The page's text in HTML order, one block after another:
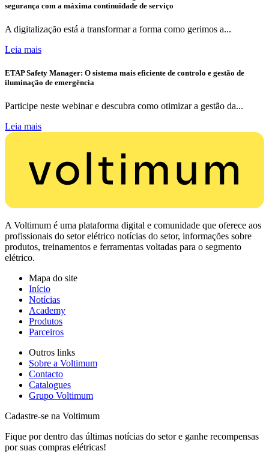
segurança com a máxima continuidade de serviço
A digitalização está a transformar a forma como gerimos a...
Leia mais
ETAP Safety Manager: O sistema mais eficiente de controlo e gestão de
iluminação de emergência
Participe neste webinar e descubra como otimizar a gestão da...
Leia mais
A Voltimum é uma plataforma digital e comunidade que oferece aos
profissionais do setor elétrico notícias do setor, informações sobre
produtos, treinamentos e ferramentas voltadas para o segmento
elétrico.
Mapa do site
Início
Notícias
Academy
Produtos
Parceiros
Outros links
Sobre a Voltimum
Contacto
Catalogues
Grupo Voltimum
Cadastre-se na Voltimum
Fique por dentro das últimas notícias do setor e ganhe recompensas
por suas compras elétricas!